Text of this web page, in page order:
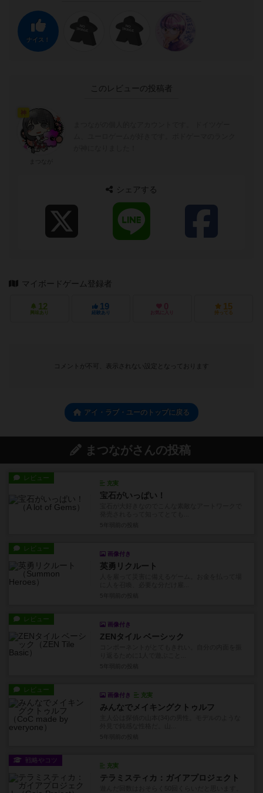
ナイス！
このレビューの投稿者
シェアする
マイボードゲーム登録者
12
興味あり
19
経験あり
0
お気に入り
15
持ってる
コメントが不可、表示されない設定となっております
アイ・ラブ・ユーのトップに戻る
まつながさんの投稿
レビュー
充実
宝石がいっぱい！
レビュー
画像付き
英勇リクルート
レビュー
画像付き
ZENタイル ベーシック
レビュー
画像付き 充実
みんなでメイキングクトゥルフ
戦略やコツ
充実
テラミスティカ：ガイアプロジェクト